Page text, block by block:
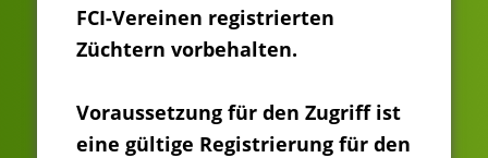
FCI-Vereinen registrierten
Züchtern vorbehalten.
Voraussetzung für den Zugriff ist
eine gültige Registrierung für den